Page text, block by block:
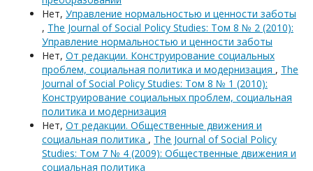
Нет, Управление нормальностью и ценности заботы
, The Journal of Social Policy Studies: Том 8 № 2 (2010):
Управление нормальностью и ценности заботы
Нет, От редакции. Конструирование социальных
проблем, социальная политика и модернизация , The
Journal of Social Policy Studies: Том 8 № 1 (2010):
Конструирование социальных проблем, социальная
политика и модернизация
Нет, От редакции. Общественные движения и
социальная политика , The Journal of Social Policy
Studies: Том 7 № 4 (2009): Общественные движения и
социальная политика